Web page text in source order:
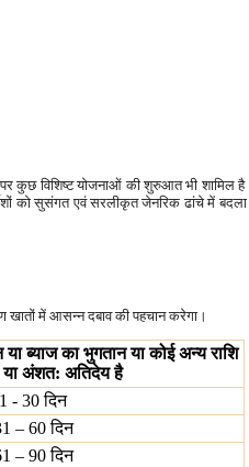
पर कुछ विशिष्ट योजनाओं की शुरुआत भी शामिल
को सुसंगत एवं सरलीकृत जेनरिक ढांचे में
में आसन्न दबाव की पहचान करेगा।
ब्याज का भुगतान या कोई अन्य राशि
या अंशत: अतिदेय है
1 - 30 दिन
– 60 दिन
– 90 दिन